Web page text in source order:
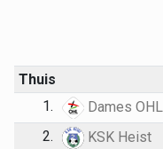
Thuis
1.
Dames OHL
2.
KSK Heist